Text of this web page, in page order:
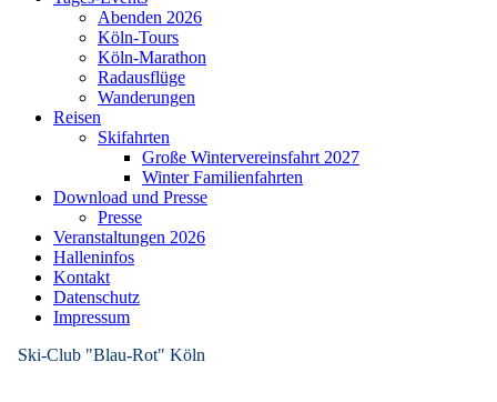
Abenden 2026
Köln-Tours
Köln-Marathon
Radausflüge
Wanderungen
Reisen
Skifahrten
Große Wintervereinsfahrt 2027
Winter Familienfahrten
Download und Presse
Presse
Veranstaltungen 2026
Halleninfos
Kontakt
Datenschutz
Impressum
Ski-Club "Blau-Rot" Köln